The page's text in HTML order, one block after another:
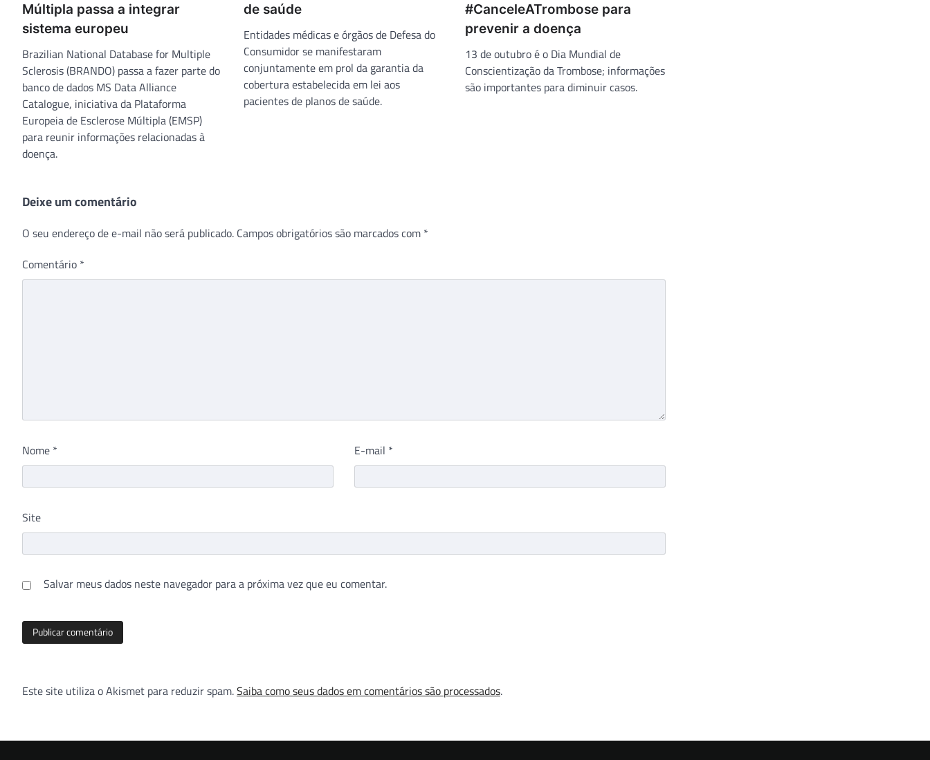
Múltipla passa a integrar
sistema europeu
Brazilian National Database for Multiple
Sclerosis (BRANDO) passa a fazer parte do
banco de dados MS Data Alliance
Catalogue, iniciativa da Plataforma
Europeia de Esclerose Múltipla (EMSP)
para reunir informações relacionadas à
doença.
de saúde
Entidades médicas e órgãos de Defesa do
Consumidor se manifestaram
conjuntamente em prol da garantia da
cobertura estabelecida em lei aos
pacientes de planos de saúde.
#CanceleATrombose para
prevenir a doença
13 de outubro é o Dia Mundial de
Conscientização da Trombose; informações
são importantes para diminuir casos.
Deixe um comentário
O seu endereço de e-mail não será publicado. Campos obrigatórios são marcados com *
Comentário *
Nome * E-mail *
Site
Salvar meus dados neste navegador para a próxima vez que eu comentar.
Este site utiliza o Akismet para reduzir spam.Saiba como seus dados em comentários são processados.